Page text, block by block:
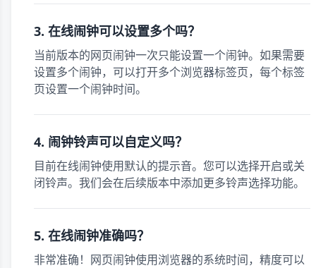
3. 在线闹钟可以设置多个吗？
当前版本的网页闹钟一次只能设置一个闹钟。如果需要
设置多个闹钟，可以打开多个浏览器标签页，每个标签
页设置一个闹钟时间。
4. 闹钟铃声可以自定义吗？
目前在线闹钟使用默认的提示音。您可以选择开启或关
闭铃声。我们会在后续版本中添加更多铃声选择功能。
5. 在线闹钟准确吗？
非常准确！网页闹钟使用浏览器的系统时间，精度可以